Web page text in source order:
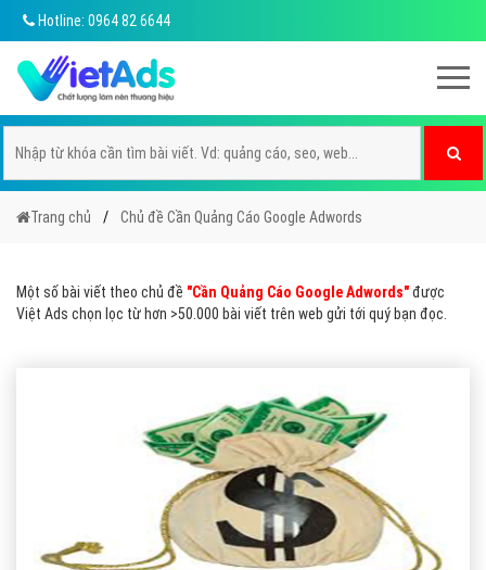
Hotline: 0964 82 6644
Trang chủ Chủ đề Cần Quảng Cáo Google Adwords
Một số bài viết theo chủ đề "Cần Quảng Cáo Google Adwords"được
Việt Ads chọn lọc từ hơn >50.000 bài viết trên web gửi tới quý bạn đọc.